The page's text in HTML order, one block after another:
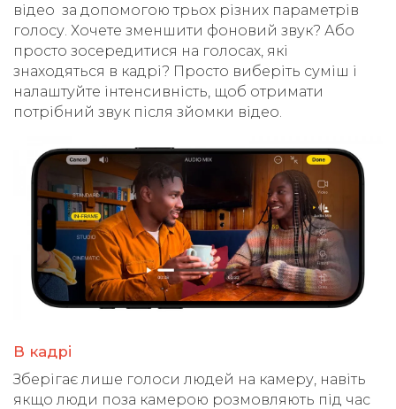
відео за допомогою трьох різних параметрів
голосу. Хочете зменшити фоновий звук? Або
просто зосередитися на голосах, які
знаходяться в кадрі? Просто виберіть суміш і
налаштуйте інтенсивність, щоб отримати
потрібний звук після зйомки відео.
В кадрі
Зберігає лише голоси людей на камеру, навіть
якщо люди поза камерою розмовляють під час